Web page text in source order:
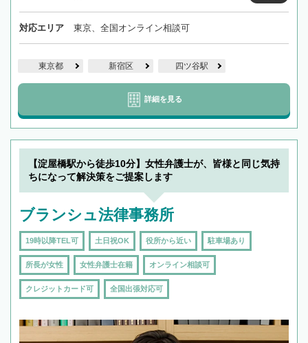
対応エリア 東京、全国オンライン相談可
東京都 新宿区 四ツ谷駅
詳細を見る
【淀屋橋駅から徒歩10分】女性弁護士が、皆様と同じ気持
ちになって解決策をご提案します
ブランシュ法律事務所
19時以降TEL可 土日祝OK 役所から近い 駐車場あり
所長が女性 女性弁護士在籍 オンライン相談可
クレジットカード可 全国出張対応可